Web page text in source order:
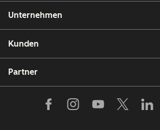
Unternehmen
Kunden
Partner